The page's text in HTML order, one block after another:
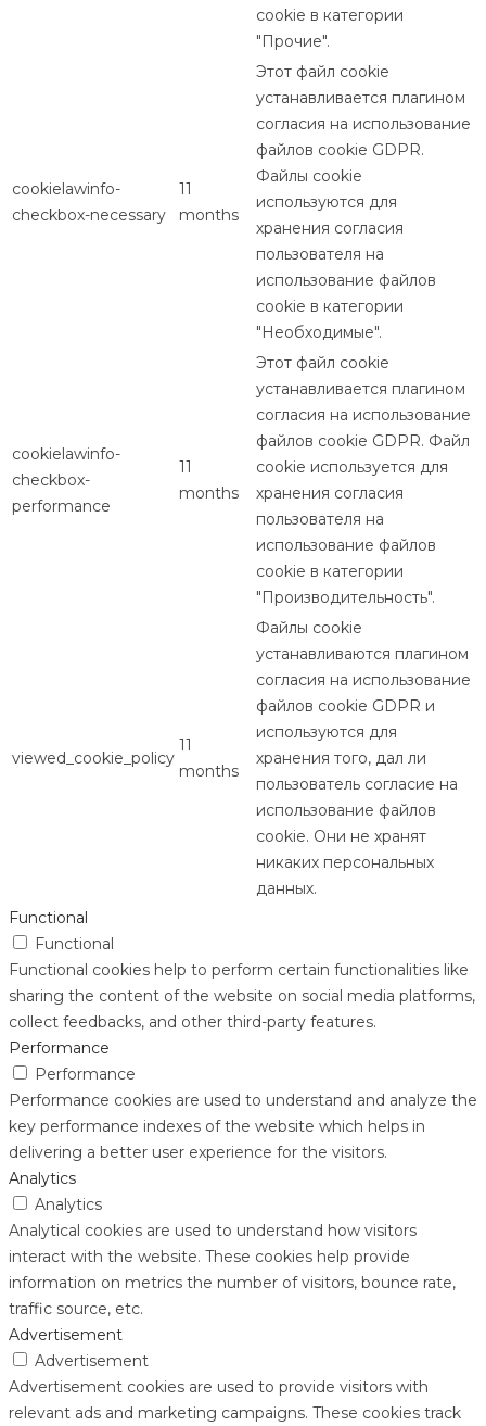
cookie в категории
"Прочие".
cookielawinfo-
checkbox-necessary
11
months
Этот файл cookie
устанавливается плагином
согласия на использование
файлов cookie GDPR.
Файлы cookie
используются для
хранения согласия
пользователя на
использование файлов
cookie в категории
"Необходимые".
cookielawinfo-
checkbox-
performance
11
months
Этот файл cookie
устанавливается плагином
согласия на использование
файлов cookie GDPR. Файл
cookie используется для
хранения согласия
пользователя на
использование файлов
cookie в категории
"Производительность".
viewed_cookie_policy
11
months
Файлы cookie
устанавливаются плагином
согласия на использование
файлов cookie GDPR и
используются для
хранения того, дал ли
пользователь согласие на
использование файлов
cookie. Они не хранят
никаких персональных
данных.
Functional
Functional
Functional cookies help to perform certain functionalities like
sharing the content of the website on social media platforms,
collect feedbacks, and other third-party features.
Performance
Performance
Performance cookies are used to understand and analyze the
key performance indexes of the website which helps in
delivering a better user experience for the visitors.
Analytics
Analytics
Analytical cookies are used to understand how visitors
interact with the website. These cookies help provide
information on metrics the number of visitors, bounce rate,
traffic source, etc.
Advertisement
Advertisement
Advertisement cookies are used to provide visitors with
relevant ads and marketing campaigns. These cookies track